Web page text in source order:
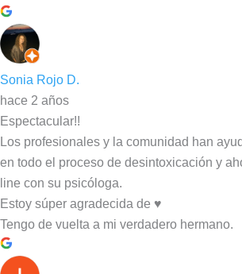
Sonia Rojo D.
hace 2 años
Espectacular!!
Los profesionales y la comunidad han
en todo el proceso de desintoxicación y
line con su psicóloga.
Estoy súper agradecida de ♥️
Tengo de vuelta a mi verdadero hermano.